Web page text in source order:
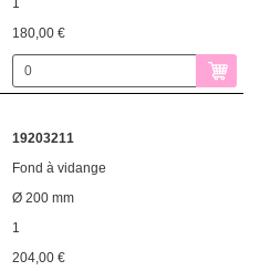
1
180,00 €
19203211
Fond à vidange
Ø 200 mm
1
204,00 €